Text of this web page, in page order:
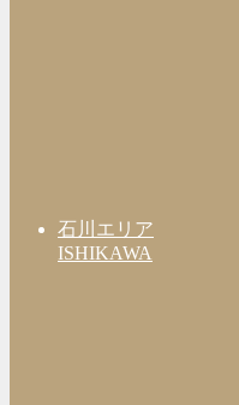
石川エリア
ISHIKAWA